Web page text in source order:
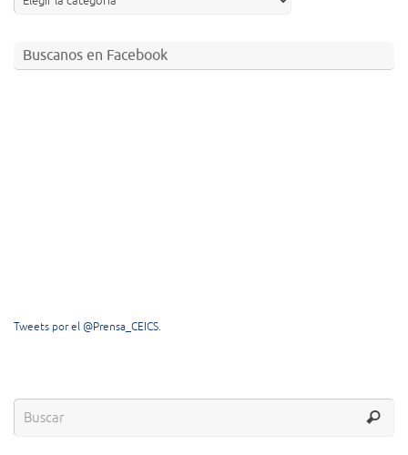
Buscanos en Facebook
Tweets por el @Prensa_CEICS.